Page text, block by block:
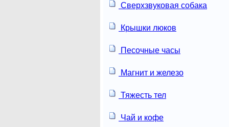
Сверхзвуковая собака
Крышки люков
Песочные часы
Магнит и железо
Тяжесть тел
Чай и кофе